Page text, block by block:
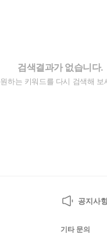
검색결과가 없습니다.
원하는 키워드를 다시 검색해 보
공지사
기타 문의